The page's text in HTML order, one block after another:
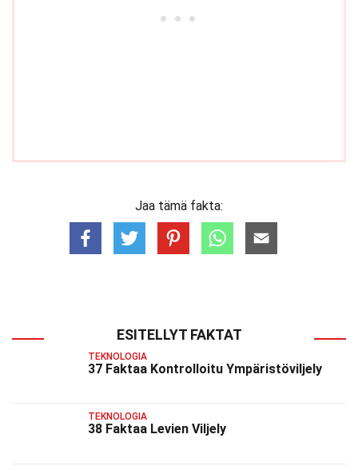
Jaa tämä fakta:
ESITELLYT FAKTAT
TEKNOLOGIA
37 Faktaa Kontrolloitu Ympäristöviljely
TEKNOLOGIA
38 Faktaa Levien Viljely